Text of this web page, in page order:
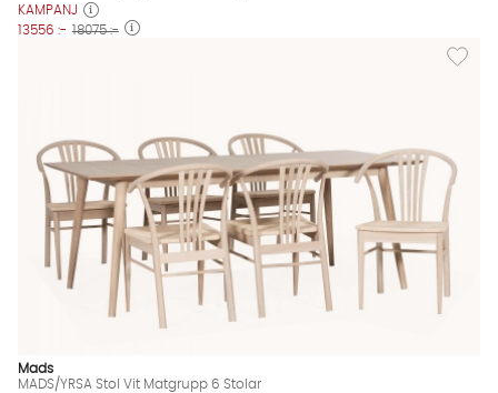
KAMPANJ
13556 :- 18075 :-
Lägg
Mads
MADS/YRSA Stol Vit Matgrupp 6 Stolar